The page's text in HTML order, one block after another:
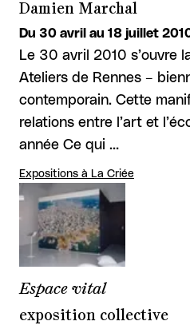
Damien Marchal
Du 30 avril au 18 juillet
Le 30 avril 2010 s’ouvre
Ateliers de Rennes –
contemporain. Cette
relations entre l’art et
année Ce qui …
Expositions à La Criée
Espace vital
exposition collective